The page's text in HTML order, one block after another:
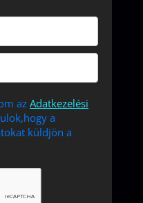
azAdatkezelési
a
küldjön a